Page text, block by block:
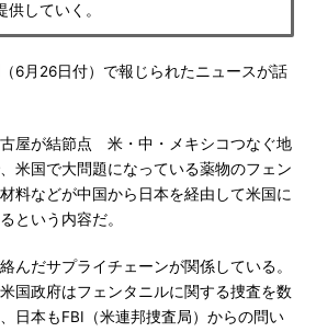
していく。
6月26日付）で報じられたニュースが話
屋が結節点 米・中・メキシコつなぐ地
米国で大問題になっている薬物のフェン
料などが中国から日本を経由して米国に
という内容だ。
んだサプライチェーンが関係している。
国政府はフェンタニルに関する捜査を数
日本もFBI（米連邦捜査局）からの問い